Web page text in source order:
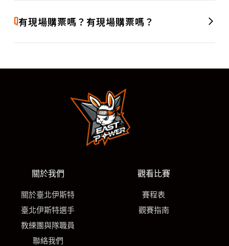
A 字測試文字測試文字測試文字測試文字測試文字測試文字測試
文字測試文字測試文字測試文字測試文字測試文字測試文字
Q有現場購票嗎？有現場購票嗎？
文字測試文字測試文字測試文字測試文字測試文字測試文字
關於我們
關於臺北伊斯特
臺北伊斯特選手
教練團與隊職員
聯絡我們
觀看比賽
賽程表
觀賽指南